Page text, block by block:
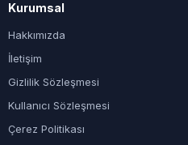
Kurumsal
Hakkımızda
İletişim
Gizlilik Sözleşmesi
Kullanıcı Sözleşmesi
Çerez Politikası